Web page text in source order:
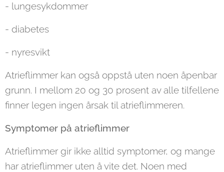
- lungesykdommer
- diabetes
- nyresvikt
Atrieflimmer kan også oppstå uten noen åpenbar
grunn. I mellom 20 og 30 prosent av alle tilfellene
finner legen ingen årsak til atrieflimmeren.
Symptomer på atrieflimmer
Atrieflimmer gir ikke alltid symptomer, og mange
har atrieflimmer uten å vite det. Noen med